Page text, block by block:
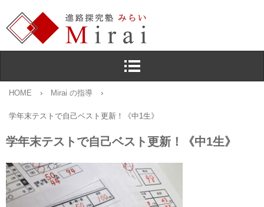
HOME › Mirai の指導 ›
学年末テストで自己ベスト更新！《中1生》
学年末テストで自己ベスト更新！《中1生》